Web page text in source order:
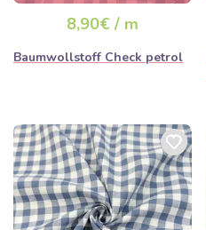
ausverkauft sein
8,90€ / m
Baumwollstoff Check petrol